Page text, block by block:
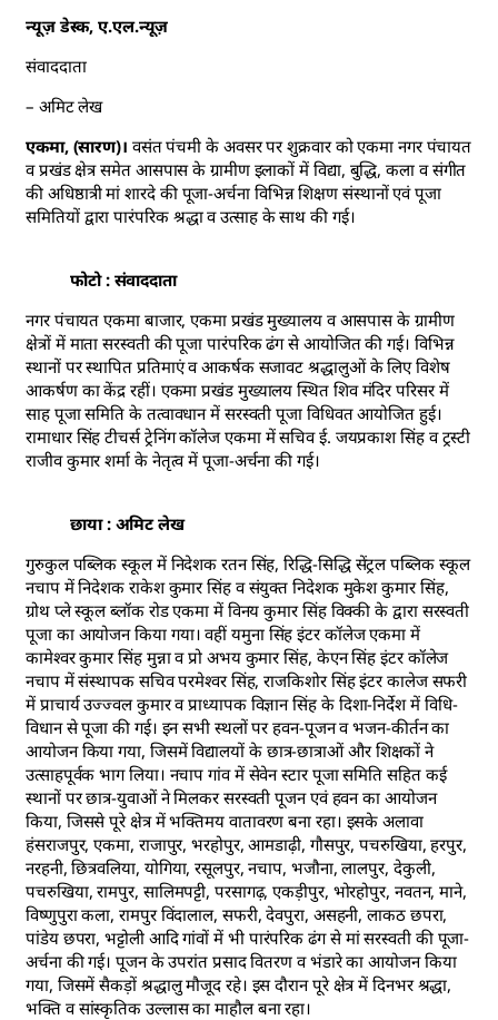
न्यूज़ डेस्क, ए.एल.न्यूज़
संवाददाता
– अमिट लेख
एकमा, (सारण)। वसंत पंचमी के अवसर पर शुक्रवार को एकमा नगर पंचायत
व प्रखंड क्षेत्र समेत आसपास के ग्रामीण इलाकों में विद्या, बुद्धि, कला व संगीत
की अधिष्ठात्री मां शारदे की पूजा-अर्चना विभिन्न शिक्षण संस्थानों एवं पूजा
समितियों द्वारा पारंपरिक श्रद्धा व उत्साह के साथ की गई।
फोटो : संवाददाता
नगर पंचायत एकमा बाजार, एकमा प्रखंड मुख्यालय व आसपास के ग्रामीण
क्षेत्रों में माता सरस्वती की पूजा पारंपरिक ढंग से आयोजित की गई। विभिन्न
स्थानों पर स्थापित प्रतिमाएं व आकर्षक सजावट श्रद्धालुओं के लिए विशेष
आकर्षण का केंद्र रहीं। एकमा प्रखंड मुख्यालय स्थित शिव मंदिर परिसर में
साह पूजा समिति के तत्वावधान में सरस्वती पूजा विधिवत आयोजित हुई।
रामाधार सिंह टीचर्स ट्रेनिंग कॉलेज एकमा में सचिव ई. जयप्रकाश सिंह व ट्रस्टी
राजीव कुमार शर्मा के नेतृत्व में पूजा-अर्चना की गई।
छाया : अमिट लेख
गुरुकुल पब्लिक स्कूल में निदेशक रतन सिंह, रिद्धि-सिद्धि सेंट्रल पब्लिक स्कूल
नचाप में निदेशक राकेश कुमार सिंह व संयुक्त निदेशक मुकेश कुमार सिंह,
ग्रोथ प्ले स्कूल ब्लॉक रोड एकमा में विनय कुमार सिंह विक्की के द्वारा सरस्वती
पूजा का आयोजन किया गया। वहीं यमुना सिंह इंटर कॉलेज एकमा में
कामेश्वर कुमार सिंह मुन्ना व प्रो अभय कुमार सिंह, केएन सिंह इंटर कॉलेज
नचाप में संस्थापक सचिव परमेश्वर सिंह, राजकिशोर सिंह इंटर कालेज सफरी
में प्राचार्य उज्ज्वल कुमार व प्राध्यापक विज्ञान सिंह के दिशा-निर्देश में विधि-
विधान से पूजा की गई। इन सभी स्थलों पर हवन-पूजन व भजन-कीर्तन का
आयोजन किया गया, जिसमें विद्यालयों के छात्र-छात्राओं और शिक्षकों ने
उत्साहपूर्वक भाग लिया। नचाप गांव में सेवेन स्टार पूजा समिति सहित कई
स्थानों पर छात्र-युवाओं ने मिलकर सरस्वती पूजन एवं हवन का आयोजन
किया, जिससे पूरे क्षेत्र में भक्तिमय वातावरण बना रहा। इसके अलावा
हंसराजपुर, एकमा, राजापुर, भरहोपुर, आमडाढ़ी, गौसपुर, पचरुखिया, हरपुर,
नरहनी, छित्रवलिया, योगिया, रसूलपुर, नचाप, भजौना, लालपुर, देकुली,
पचरुखिया, रामपुर, सालिमपट्टी, परसागढ़, एकड़ीपुर, भोरहोपुर, नवतन, माने,
विष्णुपुरा कला, रामपुर विंदालाल, सफरी, देवपुरा, असहनी, लाकठ छपरा,
पांडेय छपरा, भट्टोली आदि गांवों में भी पारंपरिक ढंग से मां सरस्वती की पूजा-
अर्चना की गई। पूजन के उपरांत प्रसाद वितरण व भंडारे का आयोजन किया
गया, जिसमें सैकड़ों श्रद्धालु मौजूद रहे। इस दौरान पूरे क्षेत्र में दिनभर श्रद्धा,
भक्ति व सांस्कृतिक उल्लास का माहौल बना रहा।